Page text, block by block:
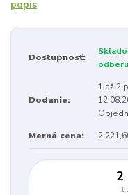
popis
Dostupnosť:
Dodanie:
1 až 2
Merná cena: 2
2
1